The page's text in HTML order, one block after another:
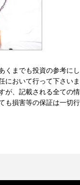
くまでも投資の参考に
において行って下さい
が、記載される全ての
も損害等の保証は一切